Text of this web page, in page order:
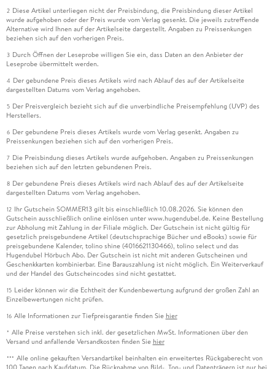
2 Diese Artikel unterliegen nicht der Preisbindung, die Preisbindung dieser Artikel
wurde aufgehoben oder der Preis wurde vom Verlag gesenkt. Die jeweils zutreffende
Alternative wird Ihnen auf der Artikelseite dargestellt. Angaben zu Preissenkungen
beziehen sich auf den vorherigen Preis.
3 Durch Öffnen der Leseprobe willigen Sie ein, dass Daten an den Anbieter der
Leseprobe übermittelt werden.
4 Der gebundene Preis dieses Artikels wird nach Ablauf des auf der Artikelseite
dargestellten Datums vom Verlag angehoben.
5 Der Preisvergleich bezieht sich auf die unverbindliche Preisempfehlung (UVP) des
Herstellers.
6 Der gebundene Preis dieses Artikels wurde vom Verlag gesenkt. Angaben zu
Preissenkungen beziehen sich auf den vorherigen Preis.
7 Die Preisbindung dieses Artikels wurde aufgehoben. Angaben zu Preissenkungen
beziehen sich auf den letzten gebundenen Preis.
8 Der gebundene Preis dieses Artikels wird nach Ablauf des auf der Artikelseite
dargestellten Datums vom Verlag angehoben.
12 Ihr Gutschein SOMMER13 gilt bis einschließlich 10.08.2026. Sie können den
Gutschein ausschließlich online einlösen unter www.hugendubel.de. Keine Bestellung
zur Abholung mit Zahlung in der Filiale möglich. Der Gutschein ist nicht gültig für
gesetzlich preisgebundene Artikel (deutschsprachige Bücher und eBooks) sowie für
preisgebundene Kalender, tolino shine (4016621130466), tolino select und das
Hugendubel Hörbuch Abo. Der Gutschein ist nicht mit anderen Gutscheinen und
Geschenkkarten kombinierbar. Eine Barauszahlung ist nicht möglich. Ein Weiterverkauf
und der Handel des Gutscheincodes sind nicht gestattet.
15 Leider können wir die Echtheit der Kundenbewertung aufgrund der großen Zahl an
Einzelbewertungen nicht prüfen.
16 Alle Informationen zur Tiefpreisgarantie finden Sie hier
* Alle Preise verstehen sich inkl. der gesetzlichen MwSt. Informationen über den
Versand und anfallende Versandkosten finden Sie hier
*** Alle online gekauften Versandartikel beinhalten ein erweitertes Rückgaberecht von